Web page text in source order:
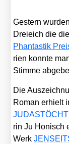
Ges­tern
Drei­eich die
Phan­tas­tik
rien konn­te
Stim­me
Die
Roman erhielt
rin Ju Honisch
Werk